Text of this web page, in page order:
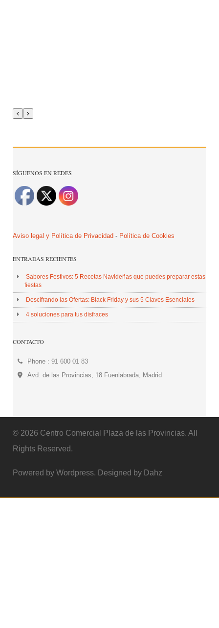
SÍGUENOS EN REDES
Aviso legal y Política de Privacidad - Política de Cookies
ENTRADAS RECIENTES
Sabores Festivos: 5 Recetas Navideñas que puedes preparar estas
fiestas
Descifrando las Ofertas: Black Friday y sus 5 Claves Esenciales
4 soluciones para tus disfraces
CONTACTO
Phone : 91 600 01 83
Avd. de las Provincias, 18 Fuenlabrada, Madrid
© 2026 Centro Comercial Plaza de las Provincias. All
Rights Reserved.
Powered by Wordpress. Designed by Dahz